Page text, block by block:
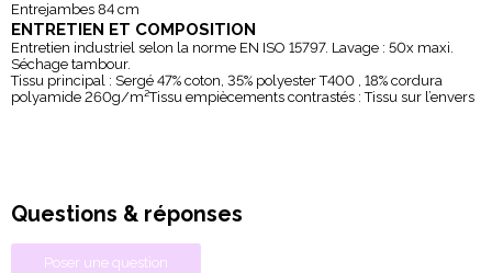
Entrejambes 84 cm
ENTRETIEN ET COMPOSITION
Entretien industriel selon la norme EN ISO 15797. Lavage : 50x maxi.
Séchage tambour.
Tissu principal : Sergé 47% coton, 35% polyester T400 , 18% cordura
polyamide 260g/m²Tissu empiècements contrastés : Tissu sur l’envers
Questions & réponses
Poser une question